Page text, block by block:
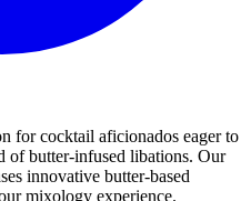
for cocktail aficionados eager to
of butter-infused libations. Our
innovative butter-based
mixology experience.